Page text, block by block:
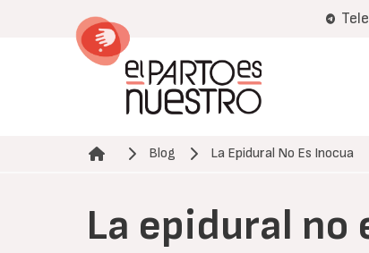
Ruta de navegación
Blog La Epidural No Es Inocua
La epidural no